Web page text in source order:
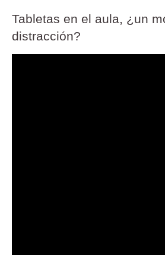
Tabletas en el aula, ¿un
distracción?